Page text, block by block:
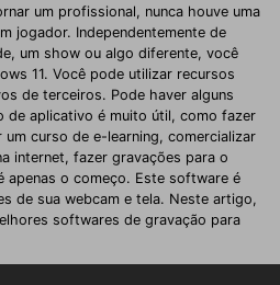
um profissional, nunca houve uma
jogador. Independentemente de
um show ou algo diferente, você
11. Você pode utilizar recursos
de terceiros. Pode haver alguns
de aplicativo é muito útil, como fazer
curso de e-learning, comercializar
internet, fazer gravações para o
apenas o começo. Este software é
de sua webcam e tela. Neste artigo,
softwares de gravação para